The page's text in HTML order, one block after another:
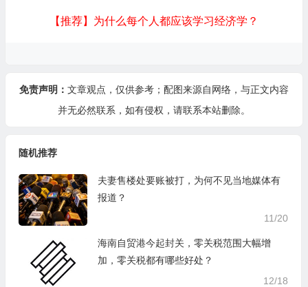
【推荐】为什么每个人都应该学习经济学？
免责声明： 文章观点，仅供参考；配图来源自网络，与正文内容
并无必然联系，如有侵权，请联系本站删除。
随机推荐
夫妻售楼处要账被打，为何不见当地媒体有
报道？
11/20
海南自贸港今起封关，零关税范围大幅增
加，零关税都有哪些好处？
12/18